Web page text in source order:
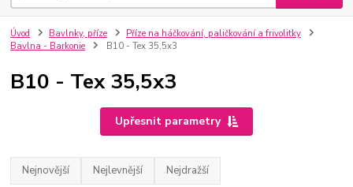
Úvod Bavlnky, příze
Příze na háčkování, paličkování a frivolitky
Bavlna - Barkonie
B10 - Tex 35,5x3
B10 - Tex 35,5x3
Upřesnit parametry
Nejnovější Nejlevnější Nejdražší